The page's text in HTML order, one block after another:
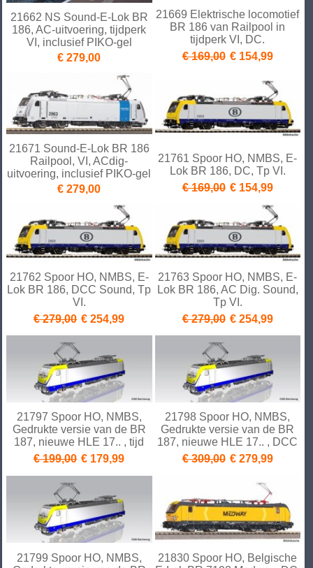
21662 NS Sound-E-Lok BR
186, AC-uitvoering, tijdperk
VI, inclusief PIKO-gel
€ 279,00
21669 Elektrische locomotief
BR 186 van Railpool in
tijdperk VI, DC.
€ 169,00 € 154,99
21671 Sound-E-Lok BR 186
Railpool, VI, ACdig-
uitvoering, inclusief PIKO-gel
€ 279,00
21761 Spoor HO, NMBS, E-
Lok BR 186, DC, Tp VI.
€ 169,00 € 154,99
21762 Spoor HO, NMBS, E-
Lok BR 186, DCC Sound, Tp
VI.
€ 279,00 € 254,99
21763 Spoor HO, NMBS, E-
Lok BR 186, AC Dig. Sound,
Tp VI.
€ 279,00 € 254,99
21797 Spoor HO, NMBS,
Gedrukte versie van de BR
187, nieuwe HLE 17.. , tijd
€ 199,00 € 179,99
21798 Spoor HO, NMBS,
Gedrukte versie van de BR
187, nieuwe HLE 17.. , DCC
€ 309,00 € 279,99
21799 Spoor HO, NMBS,
21830 Spoor HO, Belgische